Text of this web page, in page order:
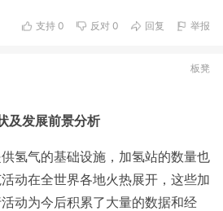
支持 0 反对 0 回复 举报
板凳
及发展前景分析
氢气的基础设施，加氢站的数量也
动在全世界各地火热展开，这些加
动为今后积累了大量的数据和经